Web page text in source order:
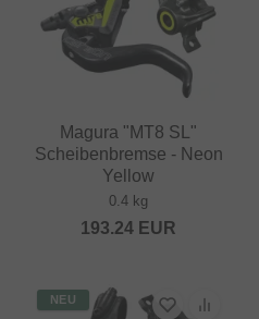
Magura "MT8 SL"
Scheibenbremse - Neon
Yellow
0.4 kg
193.24 EUR
NEU